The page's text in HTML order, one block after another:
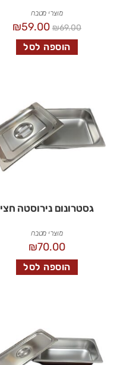
מוצרי מטבח
₪69.00
₪59.00
הוספה לסל
גסטרונום נירוסטה חצי
מוצרי מטבח
₪70.00
הוספה לסל